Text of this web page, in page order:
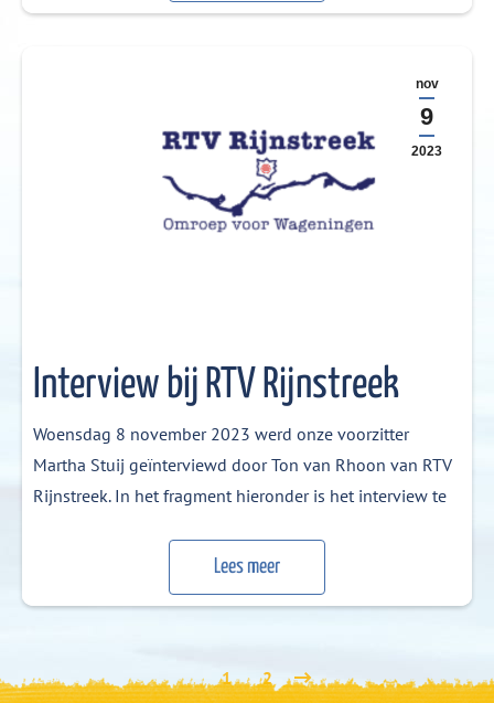
nov
9
2023
Interview bij RTV Rijnstreek
Woensdag 8 november 2023 werd onze voorzitter
Martha Stuij geïnterviewd door Ton van Rhoon van RTV
Rijnstreek. In het fragment hieronder is het interview te
content/uploads/2023/11/Voorzitter-bij-rtvrijnstreek-8-
Lees meer
1 2